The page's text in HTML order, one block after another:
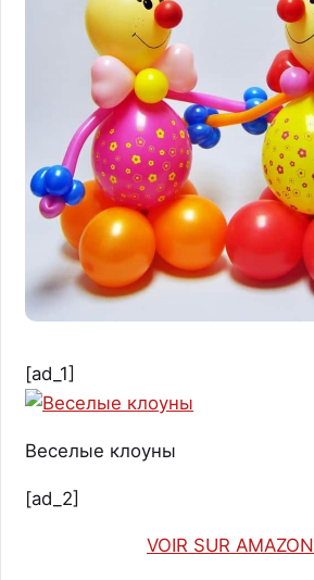
[ad_1]
Веселые клоуны
[ad_2]
VOIR SUR AMAZON